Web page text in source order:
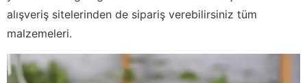
alışveriş sitelerinden de sipariş verebilirsiniz tüm
malzemeleri.